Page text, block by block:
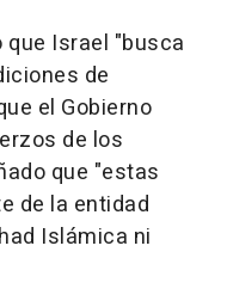
Israel "busca
de
el Gobierno
de los
que "estas
de la entidad
Islámica ni